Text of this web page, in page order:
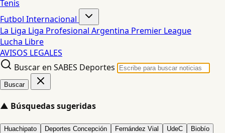
Tenis
Futbol Internacional
La Liga Liga Profesional Argentina Premier League
Lucha Libre
AVISOS LEGALES
Buscar en SABES Deportes
Buscar
▲ Búsquedas sugeridas
Huachipato Deportes Concepción Fernández Vial UdeC Biobío